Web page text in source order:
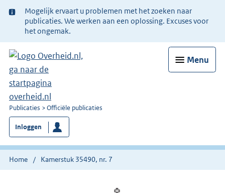
Ter
informatie:
Mogelijk ervaart u problemen met het zoeken naar
publicaties. We werken aan een oplossing. Excuses voor
het ongemak.
Menu
U
bent
nu
hier:
Publicaties Officiële publicaties
Inloggen
Home Kamerstuk 35490, nr. 7